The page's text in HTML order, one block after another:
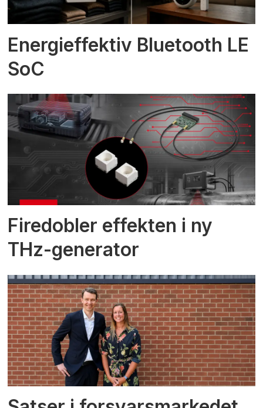
Energieffektiv Bluetooth LE
SoC
Firedobler effekten i ny
THz-generator